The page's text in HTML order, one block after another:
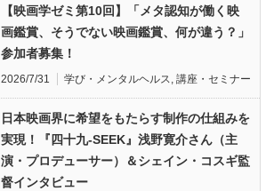
【映画学ゼミ第10回】「メタ認知が働く映
画鑑賞、そうでない映画鑑賞、何が違う？」
参加者募集！
2026/7/31 学び・メンタルヘルス, 講座・セミナー
日本映画界に希望をもたらす制作の仕組みを
実現！『四十九-SEEK』浅野寛介さん（主
演・プロデューサー）＆シェイン・コスギ監
督インタビュー